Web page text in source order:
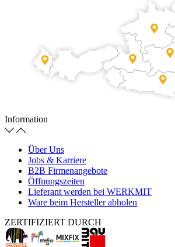
Information
Über Uns
Jobs & Karriere
B2B Firmenangebote
Öffnungszeiten
Lieferant werden bei WERKMIT
Ware beim Hersteller abholen
ZERTIFIZIERT DURCH